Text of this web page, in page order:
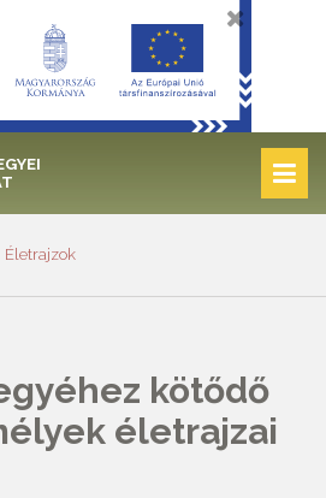
Életrajzok
kötődő
életrajzai